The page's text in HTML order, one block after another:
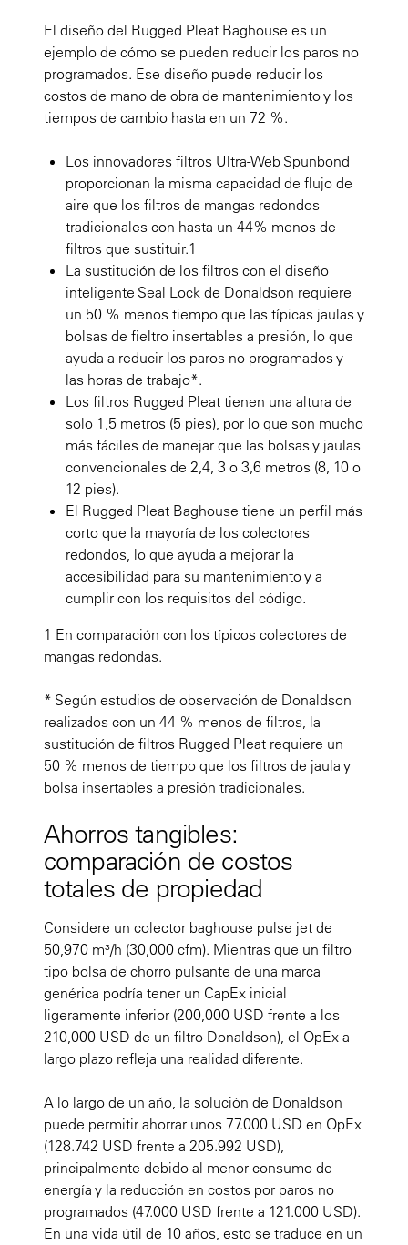
El diseño del Rugged Pleat Baghouse es un
ejemplo de cómo se pueden reducir los paros no
programados. Ese diseño puede reducir los
costos de mano de obra de mantenimiento y los
tiempos de cambio hasta en un 72 %.
Los innovadores filtros Ultra-Web Spunbond
proporcionan la misma capacidad de flujo de
aire que los filtros de mangas redondos
tradicionales con hasta un 44% menos de
filtros que sustituir.1
La sustitución de los filtros con el diseño
inteligente Seal Lock de Donaldson requiere
un 50 % menos tiempo que las típicas jaulas y
bolsas de fieltro insertables a presión, lo que
ayuda a reducir los paros no programados y
las horas de trabajo*.
Los filtros Rugged Pleat tienen una altura de
solo 1,5 metros (5 pies), por lo que son mucho
más fáciles de manejar que las bolsas y jaulas
convencionales de 2,4, 3 o 3,6 metros (8, 10 o
12 pies).
El Rugged Pleat Baghouse tiene un perfil más
corto que la mayoría de los colectores
redondos, lo que ayuda a mejorar la
accesibilidad para su mantenimiento y a
cumplir con los requisitos del código.
1 En comparación con los típicos colectores de
mangas redondas.
* Según estudios de observación de Donaldson
realizados con un 44 % menos de filtros, la
sustitución de filtros Rugged Pleat requiere un
50 % menos de tiempo que los filtros de jaula y
bolsa insertables a presión tradicionales.
Ahorros tangibles:
comparación de costos
totales de propiedad
Considere un colector baghouse pulse jet de
50,970 m³/h (30,000 cfm). Mientras que un filtro
tipo bolsa de chorro pulsante de una marca
genérica podría tener un CapEx inicial
ligeramente inferior (200,000 USD frente a los
210,000 USD de un filtro Donaldson), el OpEx a
largo plazo refleja una realidad diferente.
A lo largo de un año, la solución de Donaldson
puede permitir ahorrar unos 77.000 USD en OpEx
(128.742 USD frente a 205.992 USD),
principalmente debido al menor consumo de
energía y la reducción en costos por paros no
programados (47.000 USD frente a 121.000 USD).
En una vida útil de 10 años, esto se traduce en un